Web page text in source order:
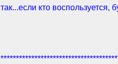
так...если кто воспользуется,